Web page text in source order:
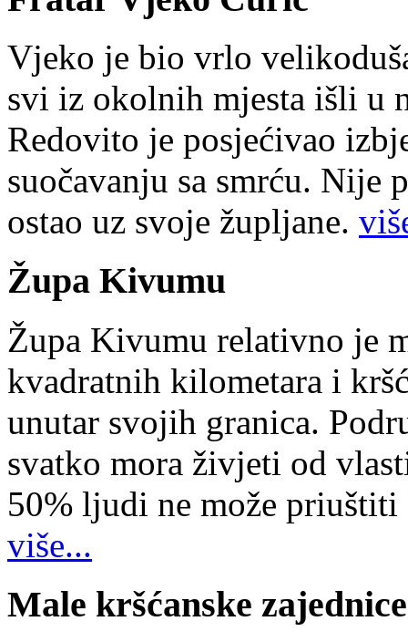
Vjeko je bio vrlo
svi iz okolnih mjesta išli u
Redovito je posjećivao
suočavanju sa smrću. Nije
ostao uz svoje župljane.
Župa Kivumu
Župa Kivumu relativno je
kvadratnih kilometara i
unutar svojih granica.
svatko mora živjeti od
50% ljudi ne može
više...
Male kršćanske zajednice